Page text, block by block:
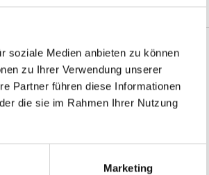
soziale Medien anbieten zu können
zu Ihrer Verwendung unserer
Partner führen diese Informationen
die sie im Rahmen Ihrer Nutzung
Marketing